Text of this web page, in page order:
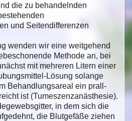
die zu behandelnden
und Seitendifferenzen
wenden wir eine weitgehend
Methode an, bei
mit mehreren Litern einer
Lösung solange
Behandlungsareal ein prall-
ist (Tumeszenzanästhesie).
in dem sich die
die Blutgefäße ziehen